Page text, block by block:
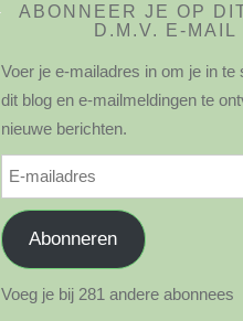
ABONNEER JE OP
D.M.V. E-MAIL
Voer je e-mailadres in om je in te
dit blog en e-mailmeldingen te
nieuwe berichten.
E-
mailadres
Abonneren
Voeg je bij 281 andere abonnees